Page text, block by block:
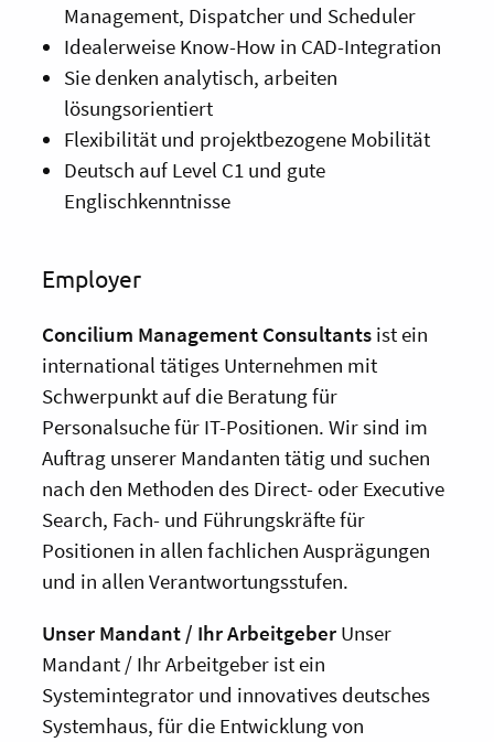
Management, Dispatcher und Scheduler
Idealerweise Know-How in CAD-Integration
Sie denken analytisch, arbeiten
lösungsorientiert
Flexibilität und projektbezogene Mobilität
Deutsch auf Level C1 und gute
Englischkenntnisse
Employer
Concilium Management Consultants ist ein
international tätiges Unternehmen mit
Schwerpunkt auf die Beratung für
Personalsuche für IT-Positionen. Wir sind im
Auftrag unserer Mandanten tätig und suchen
nach den Methoden des Direct- oder Executive
Search, Fach- und Führungskräfte für
Positionen in allen fachlichen Ausprägungen
und in allen Verantwortungsstufen.
Unser Mandant / Ihr Arbeitgeber Unser
Mandant / Ihr Arbeitgeber ist ein
Systemintegrator und innovatives deutsches
Systemhaus, für die Entwicklung von